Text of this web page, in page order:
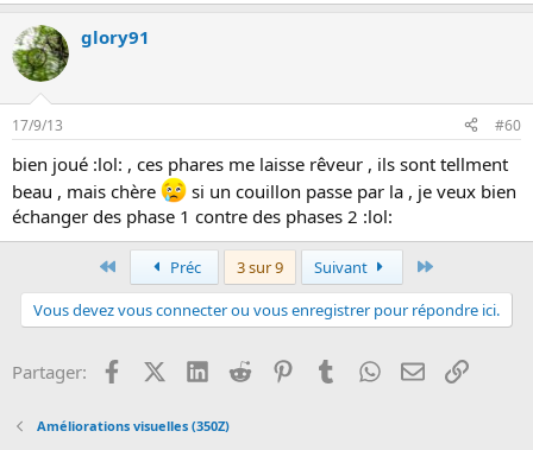
glory91
17/9/13 #60
bien joué :lol: , ces phares me laisse rêveur , ils sont tellment
beau , mais chère
si un couillon passe par la , je veux bien
échanger des phase 1 contre des phases 2 :lol:
PremierPréc 3 sur 9 Suivant
Vous devez vous connecter ou vous enregistrer pour répondre ici.
Partager: FacebookX (Twitter)
LinkedInReddit PinterestTumblrWhatsApp
EmailLien
Améliorations visuelles (350Z)